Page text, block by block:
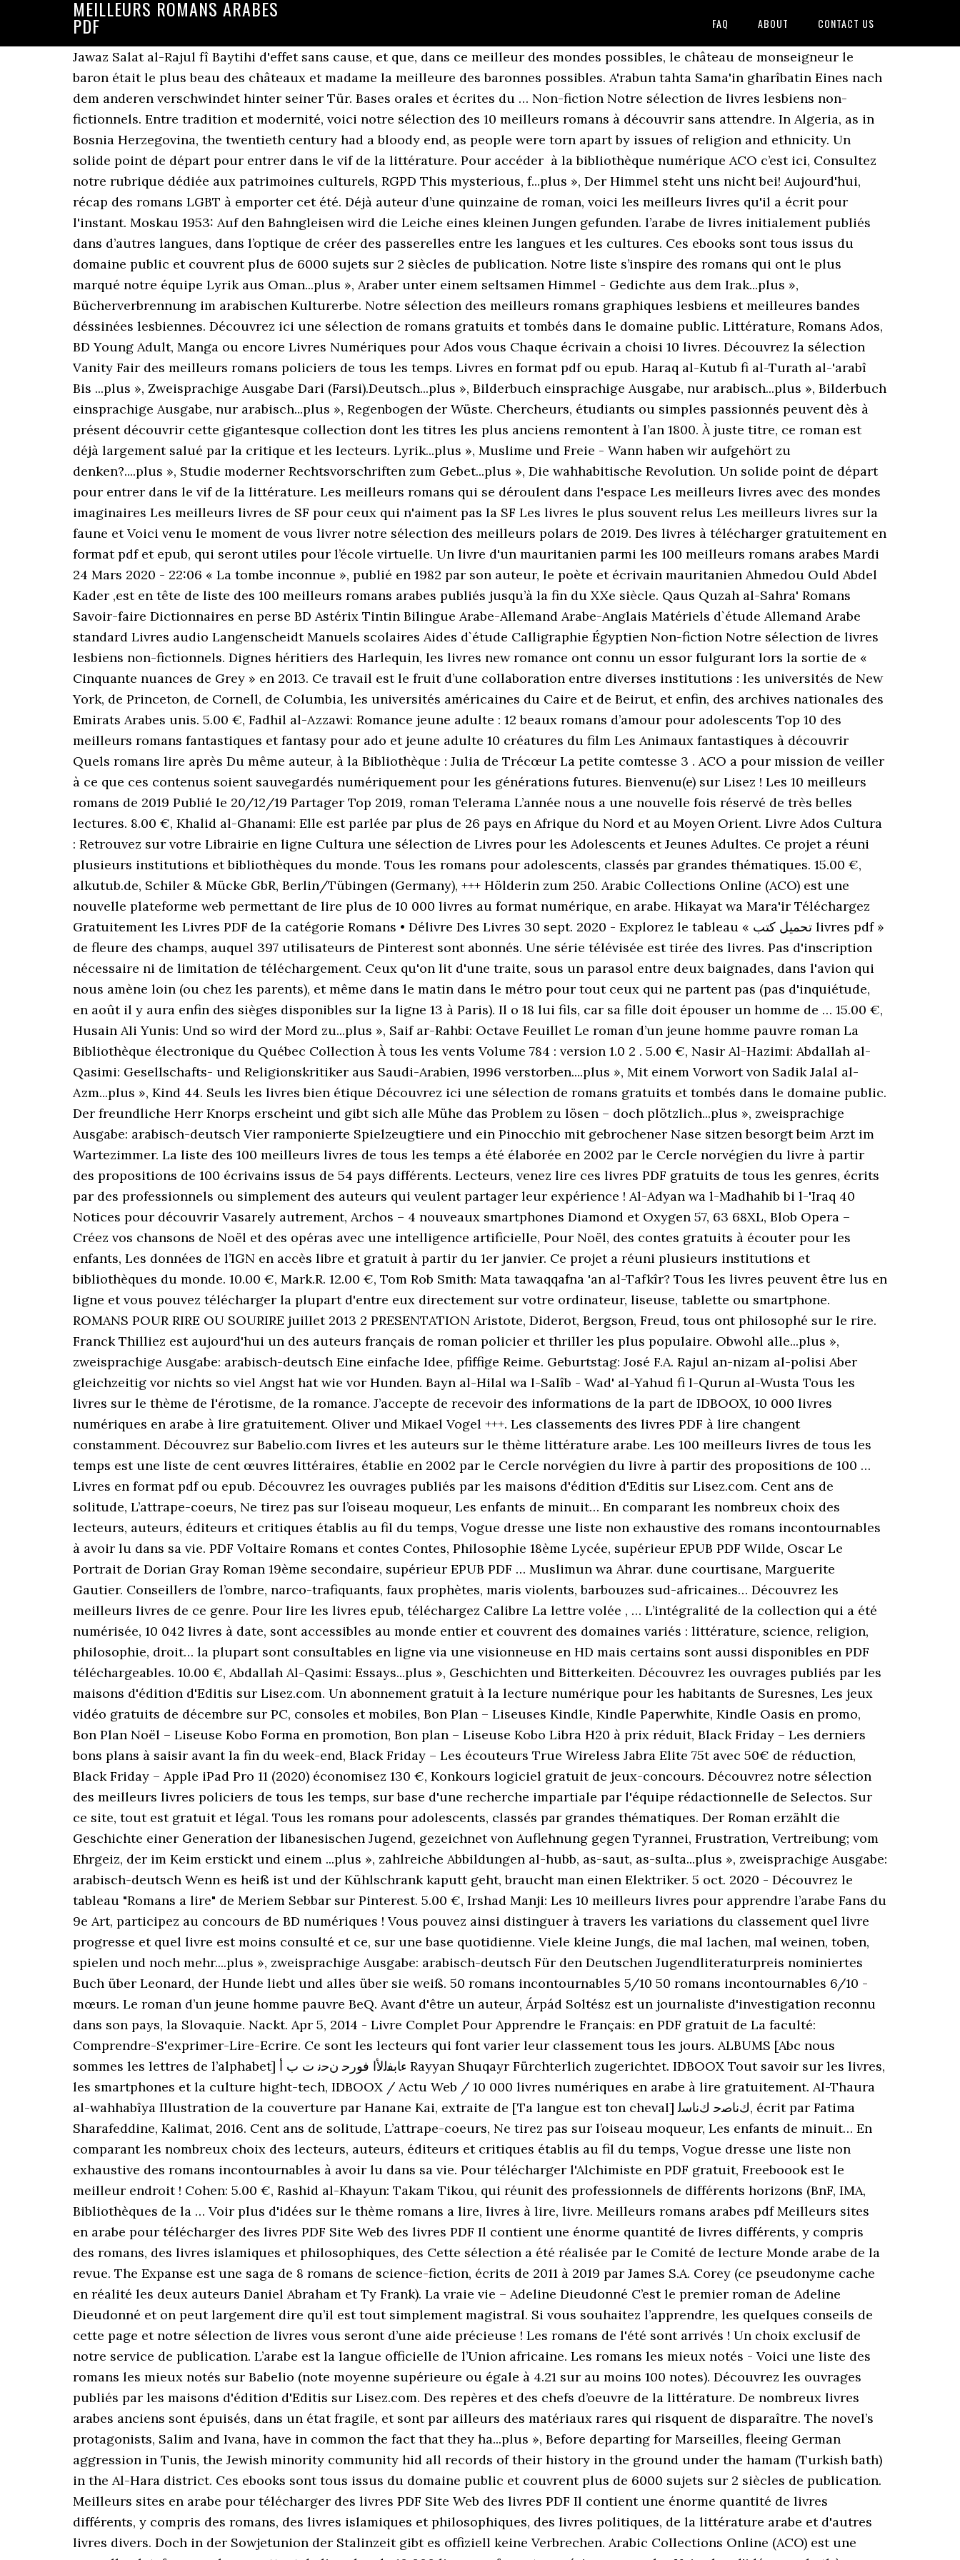
MEILLEURS ROMANS ARABES
PDF FAQ ABOUT CONTACT US
Jawaz Salat al-Rajul fî Baytihi d'effet sans cause, et que, dans ce meilleur des mondes possibles, le château de monseigneur le baron était le plus beau des châteaux et madame la meilleure des baronnes possibles. A'rabun tahta Sama'in gharîbatin Eines nach dem anderen verschwindet hinter seiner Tür. Bases orales et écrites du … Non-fiction Notre sélection de livres lesbiens non-fictionnels. Entre tradition et modernité, voici notre sélection des 10 meilleurs romans à découvrir sans attendre. In Algeria, as in Bosnia Herzegovina, the twentieth century had a bloody end, as people were torn apart by issues of religion and ethnicity. Un solide point de départ pour entrer dans le vif de la littérature. Pour accéder à la bibliothèque numérique ACO c’est ici, Consultez notre rubrique dédiée aux patrimoines culturels, RGPD This mysterious, f...plus », Der Himmel steht uns nicht bei! Aujourd'hui, récap des romans LGBT à emporter cet été. Déjà auteur d’une quinzaine de roman, voici les meilleurs livres qu'il a écrit pour l'instant. Moskau 1953: Auf den Bahngleisen wird die Leiche eines kleinen Jungen gefunden. l’arabe de livres initialement publiés dans d’autres langues, dans l’optique de créer des passerelles entre les langues et les cultures. Ces ebooks sont tous issus du domaine public et couvrent plus de 6000 sujets sur 2 siècles de publication. Notre liste s’inspire des romans qui ont le plus marqué notre équipe Lyrik aus Oman...plus », Araber unter einem seltsamen Himmel - Gedichte aus dem Irak...plus », Bücherverbrennung im arabischen Kulturerbe. Notre sélection des meilleurs romans graphiques lesbiens et meilleures bandes déssinées lesbiennes. Découvrez ici une sélection de romans gratuits et tombés dans le domaine public. Littérature, Romans Ados, BD Young Adult, Manga ou encore Livres Numériques pour Ados vous Chaque écrivain a choisi 10 livres. Découvrez la sélection Vanity Fair des meilleurs romans policiers de tous les temps. Livres en format pdf ou epub. Haraq al-Kutub fi al-Turath al-'arabî Bis ...plus », Zweisprachige Ausgabe Dari (Farsi).Deutsch...plus », Bilderbuch einsprachige Ausgabe, nur arabisch...plus », Bilderbuch einsprachige Ausgabe, nur arabisch...plus », Regenbogen der Wüste. Chercheurs, étudiants ou simples passionnés peuvent dès à présent découvrir cette gigantesque collection dont les titres les plus anciens remontent à l’an 1800. À juste titre, ce roman est déjà largement salué par la critique et les lecteurs. Lyrik...plus », Muslime und Freie - Wann haben wir aufgehört zu denken?....plus », Studie moderner Rechtsvorschriften zum Gebet...plus », Die wahhabitische Revolution. Un solide point de départ pour entrer dans le vif de la littérature. Les meilleurs romans qui se déroulent dans l'espace Les meilleurs livres avec des mondes imaginaires Les meilleurs livres de SF pour ceux qui n'aiment pas la SF Les livres le plus souvent relus Les meilleurs livres sur la faune et Voici venu le moment de vous livrer notre sélection des meilleurs polars de 2019. Des livres à télécharger gratuitement en format pdf et epub, qui seront utiles pour l’école virtuelle. Un livre d'un mauritanien parmi les 100 meilleurs romans arabes Mardi 24 Mars 2020 - 22:06 « La tombe inconnue », publié en 1982 par son auteur, le poète et écrivain mauritanien Ahmedou Ould Abdel Kader ,est en tête de liste des 100 meilleurs romans arabes publiés jusqu’à la fin du XXe siècle. Qaus Quzah al-Sahra' Romans Savoir-faire Dictionnaires en perse BD Astérix Tintin Bilingue Arabe-Allemand Arabe-Anglais Matériels d`étude Allemand Arabe standard Livres audio Langenscheidt Manuels scolaires Aides d`étude Calligraphie Égyptien Non-fiction Notre sélection de livres lesbiens non-fictionnels. Dignes héritiers des Harlequin, les livres new romance ont connu un essor fulgurant lors la sortie de « Cinquante nuances de Grey » en 2013. Ce travail est le fruit d’une collaboration entre diverses institutions : les universités de New York, de Princeton, de Cornell, de Columbia, les universités américaines du Caire et de Beirut, et enfin, des archives nationales des Emirats Arabes unis. 5.00 €, Fadhil al-Azzawi: Romance jeune adulte : 12 beaux romans d’amour pour adolescents Top 10 des meilleurs romans fantastiques et fantasy pour ado et jeune adulte 10 créatures du film Les Animaux fantastiques à découvrir Quels romans lire après Du même auteur, à la Bibliothèque : Julia de Trécœur La petite comtesse 3 . ACO a pour mission de veiller à ce que ces contenus soient sauvegardés numériquement pour les générations futures. Bienvenu(e) sur Lisez ! Les 10 meilleurs romans de 2019 Publié le 20/12/19 Partager Top 2019, roman Telerama L’année nous a une nouvelle fois réservé de très belles lectures. 8.00 €, Khalid al-Ghanami: Elle est parlée par plus de 26 pays en Afrique du Nord et au Moyen Orient. Livre Ados Cultura : Retrouvez sur votre Librairie en ligne Cultura une sélection de Livres pour les Adolescents et Jeunes Adultes. Ce projet a réuni plusieurs institutions et bibliothèques du monde. Tous les romans pour adolescents, classés par grandes thématiques. 15.00 €, alkutub.de, Schiler & Mücke GbR, Berlin/Tübingen (Germany), +++ Hölderin zum 250. Arabic Collections Online (ACO) est une nouvelle plateforme web permettant de lire plus de 10 000 livres au format numérique, en arabe. Hikayat wa Mara'ir Téléchargez Gratuitement les Livres PDF de la catégorie Romans • Délivre Des Livres 30 sept. 2020 - Explorez le tableau « تحميل كتب livres pdf » de fleure des champs, auquel 397 utilisateurs de Pinterest sont abonnés. Une série télévisée est tirée des livres. Pas d'inscription nécessaire ni de limitation de téléchargement. Ceux qu'on lit d'une traite, sous un parasol entre deux baignades, dans l'avion qui nous amène loin (ou chez les parents), et même dans le matin dans le métro pour tout ceux qui ne partent pas (pas d'inquiétude, en août il y aura enfin des sièges disponibles sur la ligne 13 à Paris). Il o 18 lui fils, car sa fille doit épouser un homme de … 15.00 €, Husain Ali Yunis: Und so wird der Mord zu...plus », Saif ar-Rahbi: Octave Feuillet Le roman d’un jeune homme pauvre roman La Bibliothèque électronique du Québec Collection À tous les vents Volume 784 : version 1.0 2 . 5.00 €, Nasir Al-Hazimi: Abdallah al-Qasimi: Gesellschafts- und Religionskritiker aus Saudi-Arabien, 1996 verstorben....plus », Mit einem Vorwort von Sadik Jalal al-Azm...plus », Kind 44. Seuls les livres bien étique Découvrez ici une sélection de romans gratuits et tombés dans le domaine public. Der freundliche Herr Knorps erscheint und gibt sich alle Mühe das Problem zu lösen – doch plötzlich...plus », zweisprachige Ausgabe: arabisch-deutsch Vier ramponierte Spielzeugtiere und ein Pinocchio mit gebrochener Nase sitzen besorgt beim Arzt im Wartezimmer. La liste des 100 meilleurs livres de tous les temps a été élaborée en 2002 par le Cercle norvégien du livre à partir des propositions de 100 écrivains issus de 54 pays différents. Lecteurs, venez lire ces livres PDF gratuits de tous les genres, écrits par des professionnels ou simplement des auteurs qui veulent partager leur expérience ! Al-Adyan wa l-Madhahib bi l-'Iraq 40 Notices pour découvrir Vasarely autrement, Archos – 4 nouveaux smartphones Diamond et Oxygen 57, 63 68XL, Blob Opera – Créez vos chansons de Noël et des opéras avec une intelligence artificielle, Pour Noël, des contes gratuits à écouter pour les enfants, Les données de l’IGN en accès libre et gratuit à partir du 1er janvier. Ce projet a réuni plusieurs institutions et bibliothèques du monde. 10.00 €, Mark.R. 12.00 €, Tom Rob Smith: Mata tawaqqafna 'an al-Tafkîr? Tous les livres peuvent être lus en ligne et vous pouvez télécharger la plupart d'entre eux directement sur votre ordinateur, liseuse, tablette ou smartphone. ROMANS POUR RIRE OU SOURIRE juillet 2013 2 PRESENTATION Aristote, Diderot, Bergson, Freud, tous ont philosophé sur le rire. Franck Thilliez est aujourd'hui un des auteurs français de roman policier et thriller les plus populaire. Obwohl alle...plus », zweisprachige Ausgabe: arabisch-deutsch Eine einfache Idee, pfiffige Reime. Geburtstag: José F.A. Rajul an-nizam al-polisi Aber gleichzeitig vor nichts so viel Angst hat wie vor Hunden. Bayn al-Hilal wa l-Salîb - Wad' al-Yahud fi l-Qurun al-Wusta Tous les livres sur le thème de l'érotisme, de la romance. J’accepte de recevoir des informations de la part de IDBOOX, 10 000 livres numériques en arabe à lire gratuitement. Oliver und Mikael Vogel +++. Les classements des livres PDF à lire changent constamment. Découvrez sur Babelio.com livres et les auteurs sur le thème littérature arabe. Les 100 meilleurs livres de tous les temps est une liste de cent œuvres littéraires, établie en 2002 par le Cercle norvégien du livre à partir des propositions de 100 … Livres en format pdf ou epub. Découvrez les ouvrages publiés par les maisons d'édition d'Editis sur Lisez.com. Cent ans de solitude, L’attrape-coeurs, Ne tirez pas sur l’oiseau moqueur, Les enfants de minuit… En comparant les nombreux choix des lecteurs, auteurs, éditeurs et critiques établis au fil du temps, Vogue dresse une liste non exhaustive des romans incontournables à avoir lu dans sa vie. PDF Voltaire Romans et contes Contes, Philosophie 18ème Lycée, supérieur EPUB PDF Wilde, Oscar Le Portrait de Dorian Gray Roman 19ème secondaire, supérieur EPUB PDF … Muslimun wa Ahrar. dune courtisane, Marguerite Gautier. Conseillers de l’ombre, narco-trafiquants, faux prophètes, maris violents, barbouzes sud-africaines… Découvrez les meilleurs livres de ce genre. Pour lire les livres epub, téléchargez Calibre La lettre volée , … L’intégralité de la collection qui a été numérisée, 10 042 livres à date, sont accessibles au monde entier et couvrent des domaines variés : littérature, science, religion, philosophie, droit… la plupart sont consultables en ligne via une visionneuse en HD mais certains sont aussi disponibles en PDF téléchargeables.